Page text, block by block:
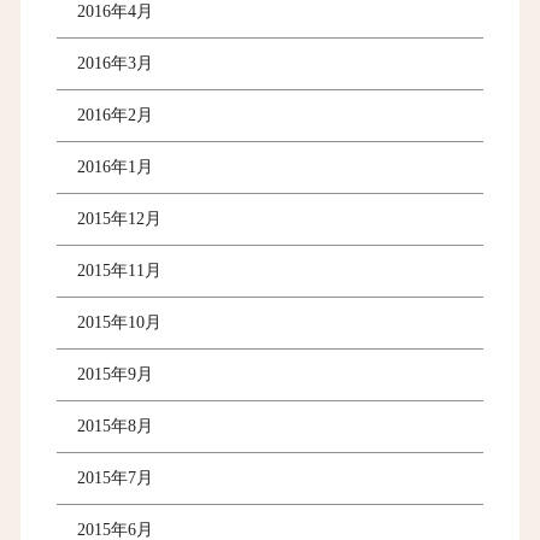
2016年4月
2016年3月
2016年2月
2016年1月
2015年12月
2015年11月
2015年10月
2015年9月
2015年8月
2015年7月
2015年6月